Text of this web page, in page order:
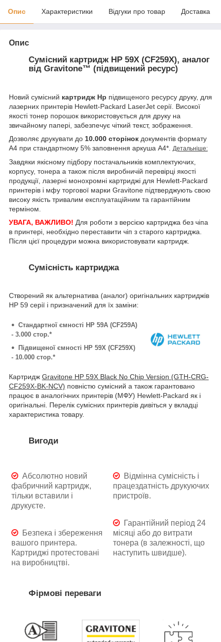
Опис Характеристики Відгуки про товар Доставка
Опис
Сумісний картридж HP 59X (CF259X), аналог
від Gravitone™ (підвищений ресурс)
Новий сумісний картридж Hp підвищеного ресурсу друку, для
лазерних принтерів Hewlett-Packard LaserJet серії. Високої
якості тонер порошок використовується для друку на
звичайному папері, забезпечує чіткий текст, зображення.
Дозволяє друкувати до 10.000 сторінок документів формату
А4 при стандартному 5% заповнення аркуша А4*.
Детальніше:
Завдяки якісному підбору постачальників комплектуючих,
корпусу, тонера а також після виробничій перевірці якості
продукції, лазерні монохромні картриджі для Hewlett-Packard
принтерів і мфу торгової марки Gravitone підтверджують свою
високу якість тривалим експлуатаційним та гарантійним
терміном.
УВАГА, ВАЖЛИВО! Для роботи з версією картриджа без чіпа
в принтері, необхідно переставити чіп з старого картриджа.
Після цієї процедури можна використовувати картридж.
Сумісність картриджа
Створений як альтернатива (аналог) оригінальних картриджів
HP 59 серії і призначений для їх заміни:
Стандартної ємності HP 59A (CF259A)
- 3.000 стор.*
Підвищеної ємності HP 59X (CF259X)
- 10.000 стор.*
Картридж Gravitone HP 59X Black No Chip Version (GTH-CRG-
CF259X-BK-NCV) повністю сумісний а також гарантовано
працює в аналогічних принтерів (МФУ) Hewlett-Packard як і
оригінальні. Перелік сумісних принтерів дивіться у вкладці
характеристика товару.
Вигоди
Абсолютно новий
фабричний картридж,
тільки вставили і
друкуєте.
Безпека і збереження
вашого принтера.
Картриджі протестовані
на виробництві.
Відмінна сумісність і
працездатність друкуючих
пристроїв.
Гарантійний період 24
місяці або до витрати
тонера (в залежності, що
наступить швидше).
Фірмові переваги